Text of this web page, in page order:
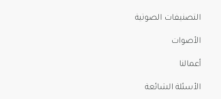
التصنيفات الصوتية
الأصوات
أعمالنا
الأسئلة الشائعة